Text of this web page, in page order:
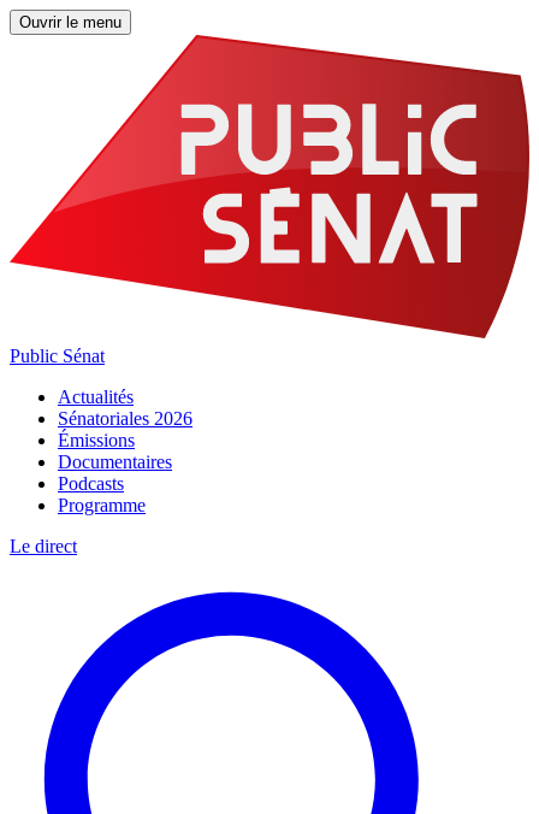
Ouvrir le menu
Public Sénat
Actualités
Sénatoriales 2026
Émissions
Documentaires
Podcasts
Programme
Le direct